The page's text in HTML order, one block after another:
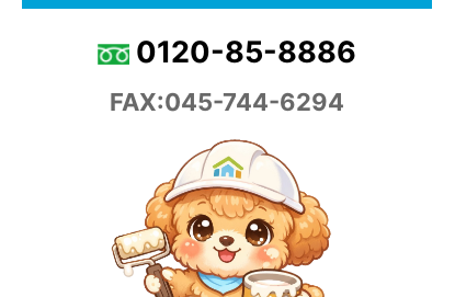
0120-85-8886
FAX:045-744-6294